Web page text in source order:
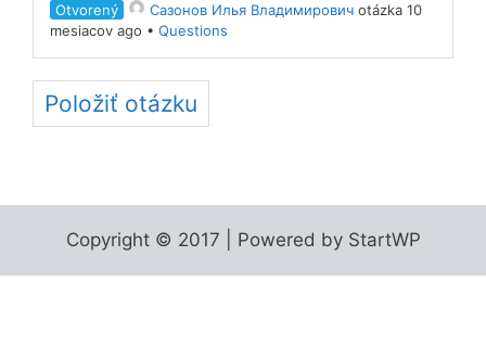
Otvorený Сазонов Илья Владимирович otázka 10
mesiacov ago • Questions
Položiť otázku
Copyright © 2017 | Powered by StartWP